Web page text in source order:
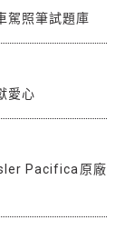
駕照筆試題庫
愛心
Pacifica原廠